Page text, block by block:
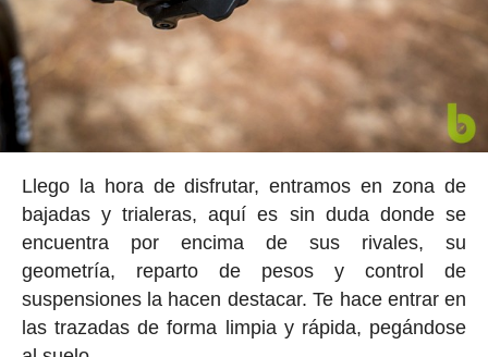
Llego la hora de disfrutar, entramos en zona de
bajadas y trialeras, aquí es sin duda donde se
encuentra por encima de sus rivales, su
geometría, reparto de pesos y control de
suspensiones la hacen destacar. Te hace entrar en
las trazadas de forma limpia y rápida, pegándose